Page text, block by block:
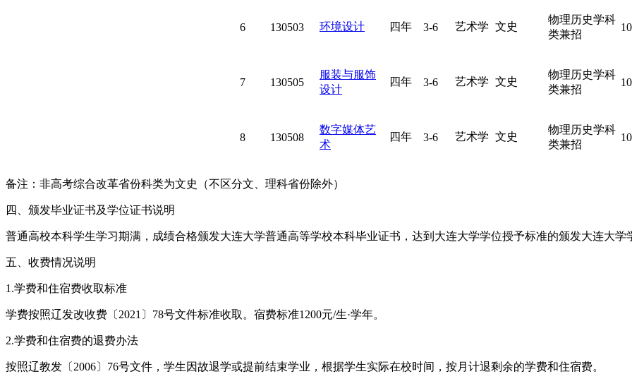
6 130503 环境设计 四年 3-6 艺术学 文史
物理历史学科
类兼招
7 130505
服装与服饰
设计
四年 3-6 艺术学 文史
物理历史学科
类兼招
8 130508
数字媒体艺
术
四年 3-6 艺术学 文史
物理历史学科
类兼招
备注：非高考综合改革省份科类为文史（不区分文、理科省份除外）
四、颁发毕业证书及学位证书说明
普通高校本科学生学习期满，成绩合格颁发大连大学普通高等学校本科毕业证书，达到大连大学学位授予标准的颁发大连大学
五、收费情况说明
1.学费和住宿费收取标准
学费按照辽发改收费〔2021〕78号文件标准收取。宿费标准1200元/生·学年。
2.学费和住宿费的退费办法
按照辽教发〔2006〕76号文件，学生因故退学或提前结束学业，根据学生实际在校时间，按月计退剩余的学费和住宿费。